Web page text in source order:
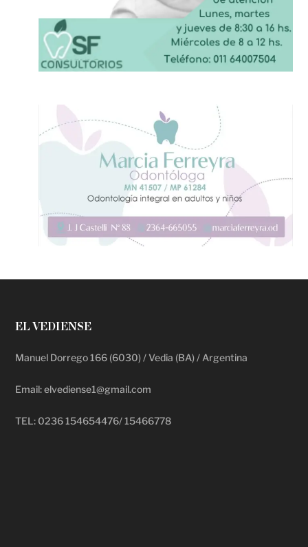
EL VEDIENSE
Manuel Dorrego 166 (6030) / Vedia (BA) / Argentina
Email: elvediense1@gmail.com
TEL: 0236 154654476/ 15466778